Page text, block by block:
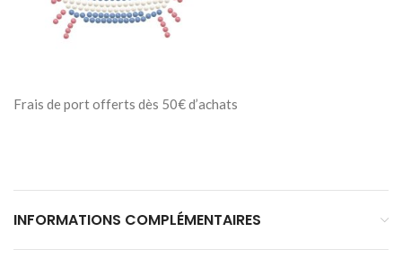
Frais de port offerts dès 50€ d’achats
INFORMATIONS COMPLÉMENTAIRES